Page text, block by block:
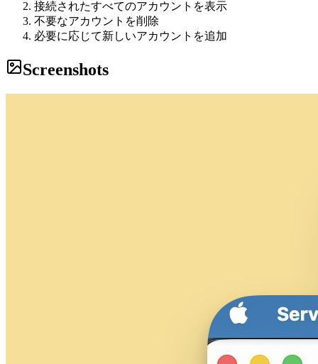
接続されたすべてのアカウントを表示
不要なアカウントを削除
必要に応じて新しいアカウントを追加
Screenshots